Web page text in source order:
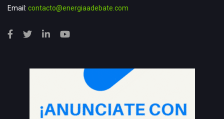
Email: contacto@energiaadebate.com